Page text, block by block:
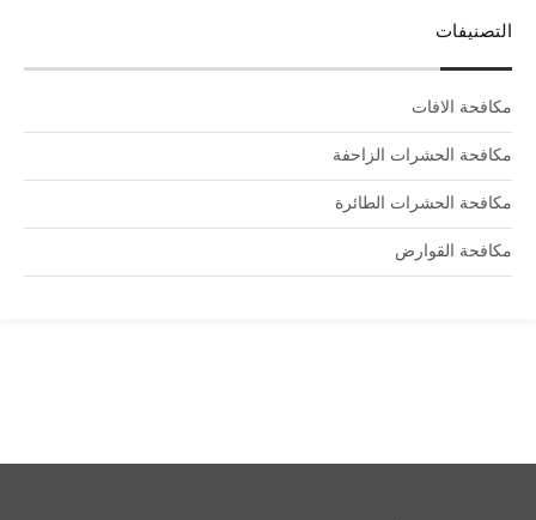
التصنيفات
مكافحة الافات
مكافحة الحشرات الزاحفة
مكافحة الحشرات الطائرة
مكافحة القوارض